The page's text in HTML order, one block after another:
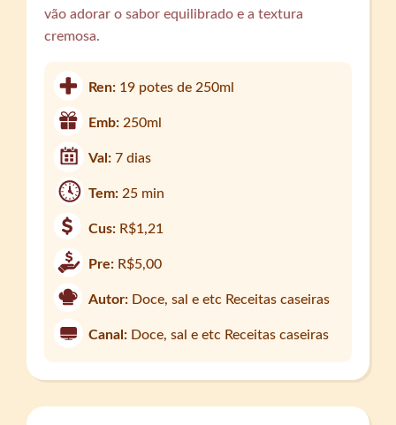
vão adorar o sabor equilibrado e a textura
cremosa.
Ren: 19 potes de 250ml
Emb: 250ml
Val:7 dias
Tem: 25 min
Cus: R$1,21
Pre: R$5,00
Autor: Doce, sal e etc Receitas caseiras
Canal: Doce, sal e etc Receitas caseiras